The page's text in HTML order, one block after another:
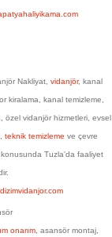
Nakliyat, vidanjör, kanal
kiralama, kanal temizleme,
özel vidanjör hizmetleri, evsel
teknik temizleme ve çevre
Tuzla'da faaliyet
onarım, asansör montaj,